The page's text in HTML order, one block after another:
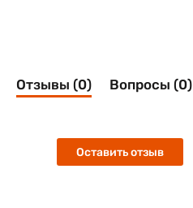
Отзывы (0) Вопросы (0)
Оставить отзыв